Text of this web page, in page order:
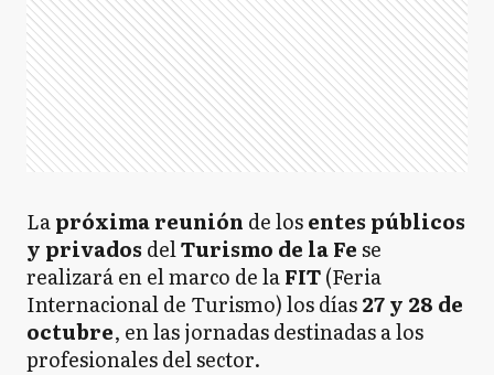
Lapróxima reunión de losentes públicos
y privados delTurismo de la Fese
realizará en el marco de laFIT(Feria
Internacional de Turismo) los días27 y 28 de
octubre, en las jornadas destinadas a los
profesionales del sector.